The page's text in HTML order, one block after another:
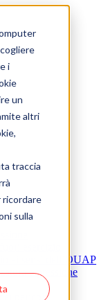
i
un
altri
traccia
ricordare
sulla
ai sensi dell’OUAP
a pressione
pericoli